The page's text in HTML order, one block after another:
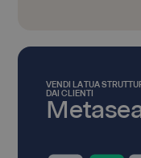
VENDI LA TUA
DAI CLIENTI